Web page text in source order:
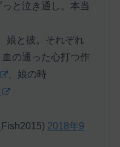
と泣き通し。本当
娘と彼。それぞれ
の通った心打つ作
、娘の時
2018年9